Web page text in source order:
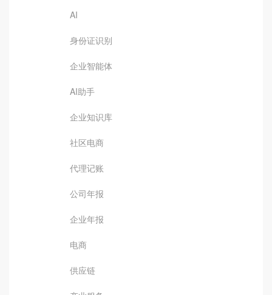
AI
身份证识别
企业智能体
AI助手
企业知识库
社区电商
代理记账
公司年报
企业年报
电商
供应链